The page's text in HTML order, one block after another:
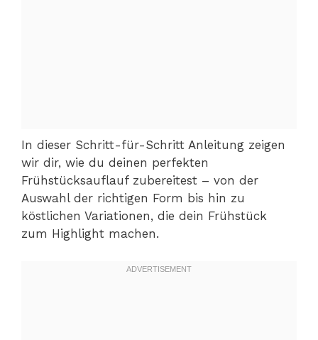
In dieser Schritt-für-Schritt Anleitung zeigen
wir dir, wie du deinen perfekten
Frühstücksauflauf zubereitest – von der
Auswahl der richtigen Form bis hin zu
köstlichen Variationen, die dein Frühstück
zum Highlight machen.